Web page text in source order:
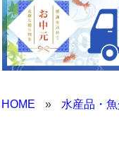
HOME » 水産品・